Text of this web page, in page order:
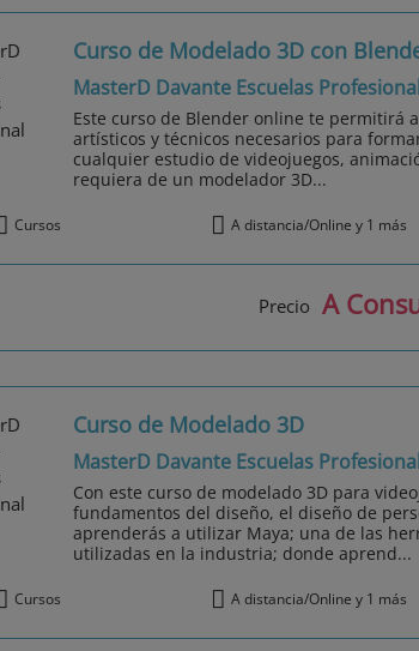
Curso de Modelado 3D con
MasterD Davante Escuelas
Este curso de Blender online te permitirá
artísticos y técnicos necesarios para
cualquier estudio de videojuegos,
requiera de un modelador 3D...
Cursos A distancia/Online y 1 más
Precio A
Curso de Modelado 3D
MasterD Davante Escuelas
Con este curso de modelado 3D para
fundamentos del diseño, el diseño de
aprenderás a utilizar Maya; una de las
utilizadas en la industria; donde aprend...
Cursos A distancia/Online y 1 más